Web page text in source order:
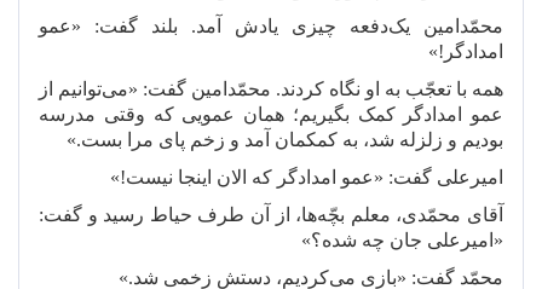
محمّدامین یکدفعه چیزی یادش آمد. بلند گفت: «عمو
امدادگر!»
همه با تعجّب به او نگاه کردند. محمّدامین گفت: «میتوانیم از
عمو امدادگر کمک بگیریم؛ همان عمویی که وقتی مدرسه
بودیم و زلزله شد، به کمکمان آمد و زخم پای مرا بست.»
امیرعلی گفت: «عمو امدادگر که الان اینجا نیست!»
آقای محمّدی، معلم بچّهها، از آن طرف حیاط رسید و گفت:
«امیرعلی جان چه شده؟»
محمّد گفت: «بازی میکردیم، دستش زخمی شد.»